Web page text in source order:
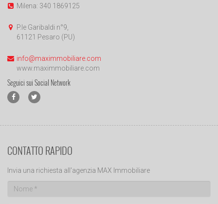
Milena: 340 1869125
P.le Garibaldi n°9,
61121 Pesaro (PU)
info@maximmobiliare.com
www.maximmobiliare.com
Seguici sui Social Network
CONTATTO RAPIDO
Invia una richiesta all'agenzia MAX Immobiliare